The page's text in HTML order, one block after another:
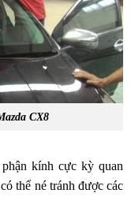
CX8
kính cực kỳ quan
thể né tránh được các